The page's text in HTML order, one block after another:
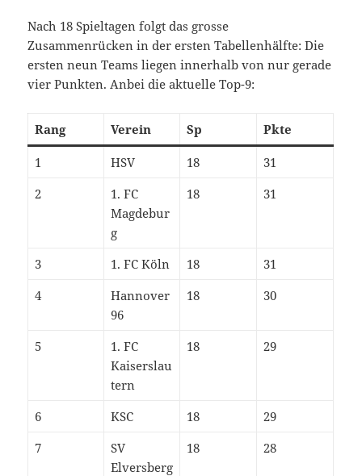
Nach 18 Spieltagen folgt das grosse
Zusammenrücken in der ersten Tabellenhälfte: Die
ersten neun Teams liegen innerhalb von nur gerade
vier Punkten. Anbei die aktuelle Top-9:
Rang Verein Sp Pkte
1 HSV 18
31
2
1. FC
Magdebur
g
18 31
3 1. FC Köln 18
31
4
Hannover
96
18 30
5
1. FC
Kaiserslau
tern
18 29
6 KSC 18
29
7
SV
Elversberg
18 28